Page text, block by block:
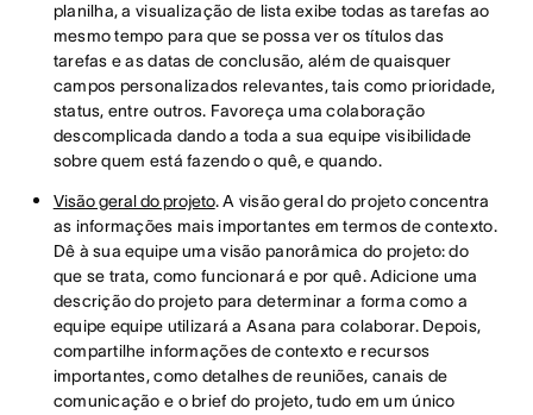
planilha, a visualização de lista exibe todas as tarefas ao
mesmo tempo para que se possa ver os títulos das
tarefas e as datas de conclusão, além de quaisquer
campos personalizados relevantes, tais como prioridade,
status, entre outros. Favoreça uma colaboração
descomplicada dando a toda a sua equipe visibilidade
sobre quem está fazendo o quê, e quando.
Visão geral do projeto. A visão geral do projeto concentra
as informações mais importantes em termos de contexto.
Dê à sua equipe uma visão panorâmica do projeto: do
que se trata, como funcionará e por quê. Adicione uma
descrição do projeto para determinar a forma como a
equipe equipe utilizará a Asana para colaborar. Depois,
compartilhe informações de contexto e recursos
importantes, como detalhes de reuniões, canais de
comunicação e o brief do projeto, tudo em um único